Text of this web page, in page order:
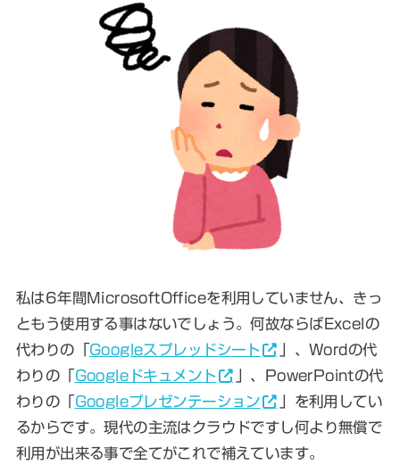
私は6年間MicrosoftOfficeを利用していません、きっ
ともう使用する事はないでしょう。何故ならばExcelの
代わりの「Googleスプレッドシート
」、Wordの代
わりの「Googleドキュメント
」、PowerPointの代
わりの「Googleプレゼンテーション
」を利用してい
るからです。現代の主流はクラウドですし何より無償で
利用が出来る事で全てがこれで補えています。